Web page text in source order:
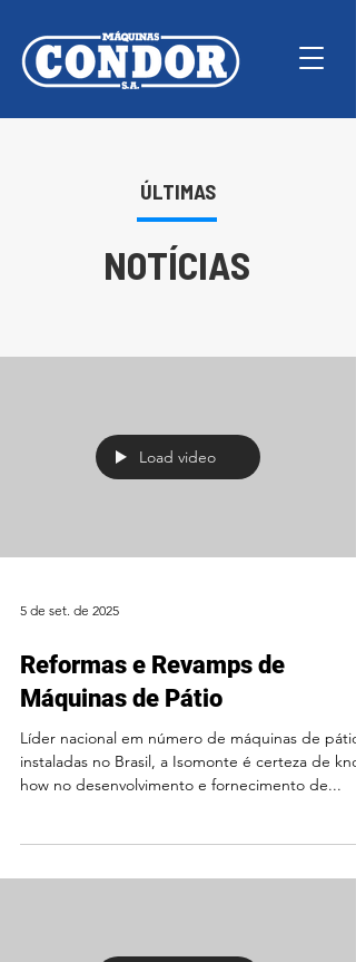
ÚLTIMAS
NOTÍCIAS
Load video
5 de set. de 2025
Reformas e Revamps de
Máquinas de Pátio
Líder nacional em número de máquinas de pátio
instaladas no Brasil, a Isomonte é certeza de
how no desenvolvimento e fornecimento de...